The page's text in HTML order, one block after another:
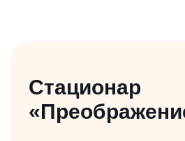
Стационар